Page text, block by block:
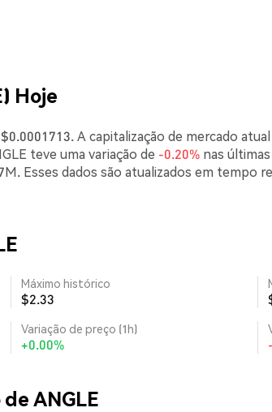
Hoje
A capitalização de mercado
teve uma variação de -0.20% nas
Esses dados são atualizados em tempo
Máximo histórico
$2.33
Variação de preço (1h)
+0.00%
ANGLE